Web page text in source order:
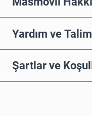
Yardım ve
Şartlar ve